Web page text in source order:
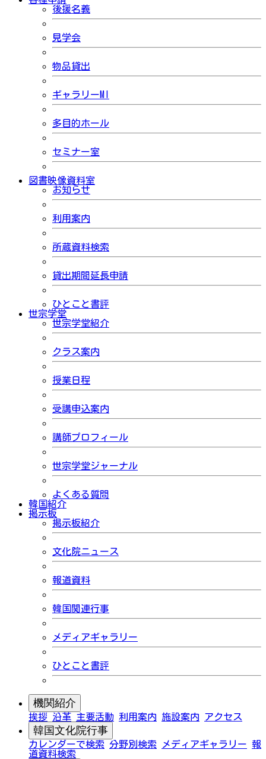
後援名義
見学会
物品貸出
ギャラリーMI
多目的ホール
セミナー室
図書映像資料室
お知らせ
利用案内
所蔵資料検索
貸出期間延長申請
ひとこと書評
世宗学堂
世宗学堂紹介
クラス案内
授業日程
受講申込案内
講師プロフィール
世宗学堂ジャーナル
よくある質問
韓国紹介
掲示板
掲示板紹介
文化院ニュース
報道資料
韓国関連行事
メディアギャラリー
ひとこと書評
機関紹介
挨拶 沿革 主要活動 利用案内 施設案内 アクセス
韓国文化院行事
カレンダーで検索 分野別検索 メディアギャラリー 報
道資料検索